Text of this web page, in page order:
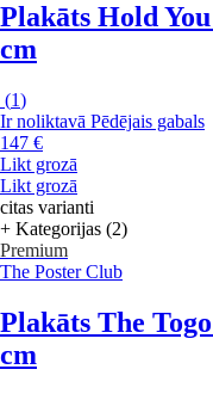
Plakāts Hold
cm
(1)
Ir noliktavā Pēdējais gabals
147 €
Likt grozā
Likt grozā
citas varianti
+ Kategorijas (2)
Premium
The Poster Club
Plakāts The
cm